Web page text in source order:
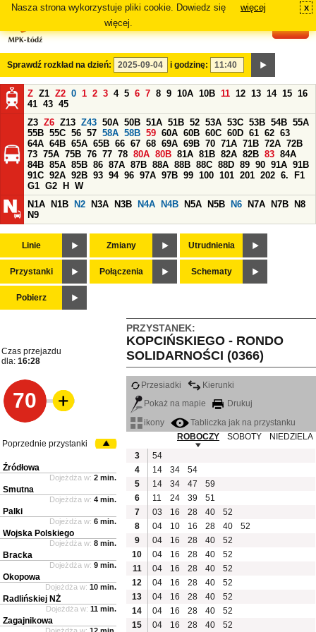
Nasza strona wykorzystuje pliki cookie. Dowiedz się
więcej.
więcej x
Sprawdź rozkład na dzień: i godzinę:
Z Z1 Z2 0 1 2 3 4 5 6 7 8 9 10A 10B 11 12 13 14 15 16
41 43 45
Z3 Z6 Z13 Z43 50A 50B 51A 51B 52 53A 53C 53B 54B 55A
55B 55C 56 57 58A 58B 59 60A 60B 60C 60D 61 62 63
64A 64B 65A 65B 66 67 68 69A 69B 70 71A 71B 72A 72B
73 75A 75B 76 77 78 80A 80B 81A 81B 82A 82B 83 84A
84B 85A 85B 86 87A 87B 88A 88B 88C 88D 89 90 91A 91B
91C 92A 92B 93 94 96 97A 97B 99 100 101 201 202 6.
F1
G1 G2 H
W
N1A
N1B N2 N3A N3B N4A N4B N5A N5B N6 N7A N7B
N8
N9
Linie Zmiany Utrudnienia
Przystanki Połączenia Schematy
Pobierz
PRZYSTANEK:
KOPCIŃSKIEGO - RONDO
SOLIDARNOŚCI (0366)
Czas przejazdu
dla: 16:28
70
Przesiadki
Kierunki
Pokaż na mapie
Drukuj
ikony
Tabliczka jak na przystanku
ROBOCZY
SOBOTY
NIEDZIELA
3
54
4
14 34
54
5
14 34 47
59
6
11 24 39
51
7
03 16 28 40
52
8
04 10 16 28 40
52
9
04 16 28 40
52
10
04 16 28 40
52
11
04 16 28 40
52
12
04 16 28 40
52
13
04 16 28 40
52
14
04 16 28 40
52
15
04 16 28 40 52
Poprzednie przystanki
Źródłowa
Dojeżdża w: 2 min.
Smutna
Dojeżdża w: 4 min.
Palki
Dojeżdża w: 6 min.
Wojska Polskiego
Dojeżdża w: 8 min.
Bracka
Dojeżdża w: 9 min.
Okopowa
Dojeżdża w: 10 min.
Radlińskiej NŻ
Dojeżdża w: 11 min.
Zagajnikowa